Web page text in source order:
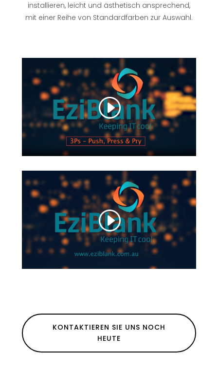
installieren, leicht und ästhetisch ansprechend,
mit einer Reihe von Standardfarben zur Auswahl.
KONTAKTIEREN SIE UNS NOCH
HEUTE